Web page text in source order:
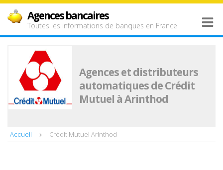
Agences bancaires
Toutes les informations de banques en France
Agences et distributeurs
automatiques de Crédit
Mutuel à Arinthod
Accueil Crédit Mutuel Arinthod